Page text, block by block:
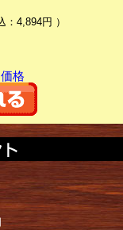
：4,894円 ）
格